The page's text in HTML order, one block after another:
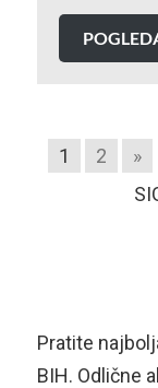
1 2
»
Pratite
BIH. Odlične